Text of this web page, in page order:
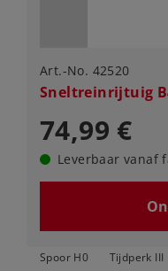
Art.-No. 42520
Sneltreinrijtuig
74,99 €
Leverbaar vanaf
Spoor H0 Tijdperk III